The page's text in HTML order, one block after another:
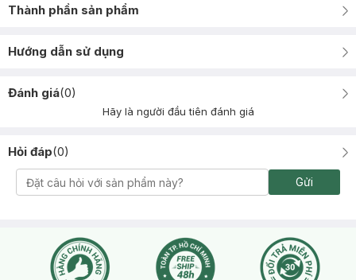
Thành phần sản phẩm
Hướng dẫn sử dụng
Đánh giá(0)
Hãy là người đầu tiên đánh giá
Hỏi đáp(0)
Gửi